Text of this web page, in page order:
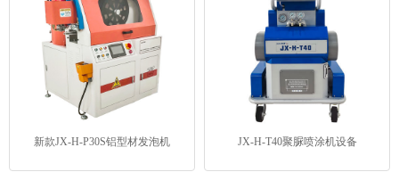
新款JX-H-P30S铝型材发泡机 JX-H-T40聚脲喷涂机设备